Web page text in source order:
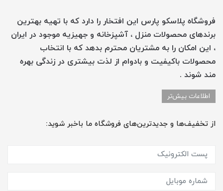
فروشگاه پلاسکو پارس این افتخار را دارد که با تهیه بهترین
برندهای محصولات منزل ، آشپزخانه و جهیزیه موجود در ایران
، این امکان را به مشتریان محترم بدهد که با انتخاب
محصولات باکیفیت و بادوام از لذت بیشتری در زندگی بهره
مند شوند .
اطلاعات بیش‌تر
از تخفیف‌ها و جدیدترین‌های فروشگاه ما باخبر شوید: